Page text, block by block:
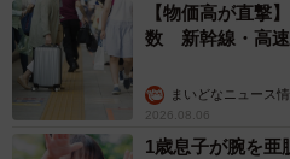
【物価高が直撃
数 新幹線・高速
まいどなニュース
2026.08.06
1歳息子が腕を